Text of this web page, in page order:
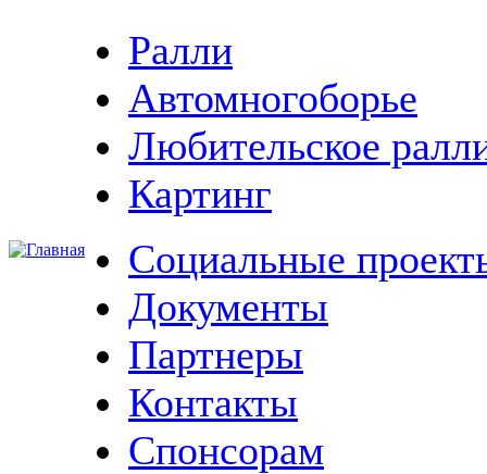
Ралли
Автомногоборье
Любительское
Картинг
Социальные
Документы
Партнеры
Контакты
Спонсорам